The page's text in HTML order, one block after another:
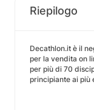
Riepilogo
Decathlon.it è il
per la vendita on
per più di 70
principiante ai più